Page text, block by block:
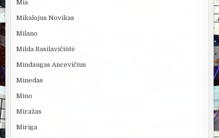
Mia
Mikalojus Novikas
Milano
Milda Rasilavičiūtė
Mindaugas Ancevičius
Minedas
Mino
Miražas
Miriga